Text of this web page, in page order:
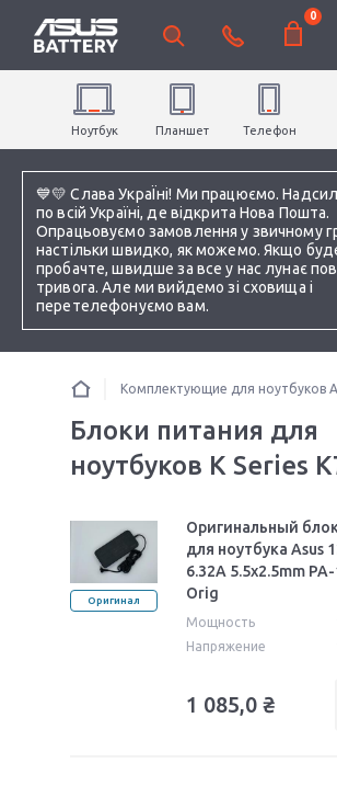
💙💛 Слава УкраЇні! Ми працюємо.
по всій Україні, де відкрита Нова Пошта.
Опрацьовуємо замовлення у звичному
настільки швидко, як можемо. Якщо
пробачте, швидше за все у нас лунає
тривога. Але ми вийдемо зі сховища і
перетелефонуємо вам.
0
Ноутбук Планшет Телефон
Комплектующие для ноутбуков
Блоки питания для
ноутбуков K Series
Оригинал
Оригинальный
для ноутбука Asus
6.32A 5.5x2.5mm
Orig
Мощность
Напряжение
1 085,0 ₴